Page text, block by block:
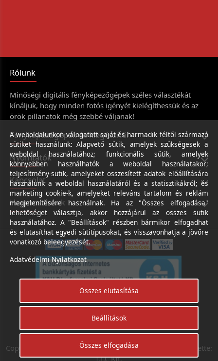
Rólunk
Minőségi digitális fényképezőgépek széles választékát
kínáljuk, hogy minden fotós igényét kielégíthessük és az
örök pillanatok még szebbé váljanak!
Fényképezőgépek és kiegészítői
Nyomtatók
Kapcsolat
Hasznos linkek
Árukereső.hu
Copyright © Digifotoshop - Axico-Digital Kft. 2024. Készítette:
I.T.C Kft.
A weboldalunkon válogatott saját és harmadik féltől származó
sütiket használunk: Alapvető sütik, amelyek szükségesek a
weboldal használatához; funkcionális sütik, amelyek
könnyebben használhatók a weboldal használatakor;
teljesítmény-sütik, amelyeket összesített adatok előállítására
használunk a weboldal használatáról és a statisztikákról; és
marketing cookie-k, amelyeket releváns tartalom és reklám
megjelenítésére használnak. Ha az "Összes elfogadása"
lehetőséget választja, akkor hozzájárul az összes sütik
használatához. A "Beállítások" részben bármikor elfogadhat
és elutasíthat egyedi sütitípusokat, és visszavonhatja a jövőre
vonatkozó beleegyezését.
Adatvédelmi Nyilatkozat
Összes elutasítása
Beállítások
Összes elfogadása